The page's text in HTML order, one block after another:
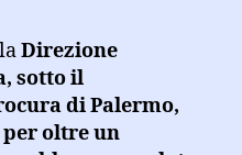
Direzione
sotto il
di Palermo,
oltre un